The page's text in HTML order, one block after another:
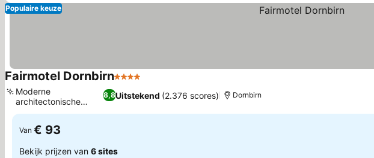
Populaire keuze
Fairmotel Dornbirn4 Sterren
8,8Uitstekend (2.376 scores)
Moderne
architectonische
helderheid
Dornbirn
Van € 93
Bekijk prijzen van 6 sites